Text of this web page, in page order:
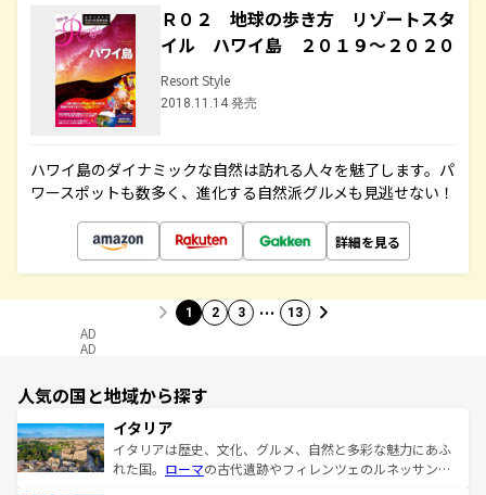
Ｒ０２ 地球の歩き方 リゾートスタ
イル ハワイ島 ２０１９～２０２０
Resort Style
2018.11.14 発売
ハワイ島のダイナミックな自然は訪れる人々を魅了します。パ
ワースポットも数多く、進化する自然派グルメも見逃せない！
詳細を見る
1 2 3 … 13
AD
AD
人気の国と地域から探す
イタリア
イタリアは歴史、文化、グルメ、自然と多彩な魅力にあふ
れた国。 ローマの古代遺跡やフィレンツェのルネッサンス